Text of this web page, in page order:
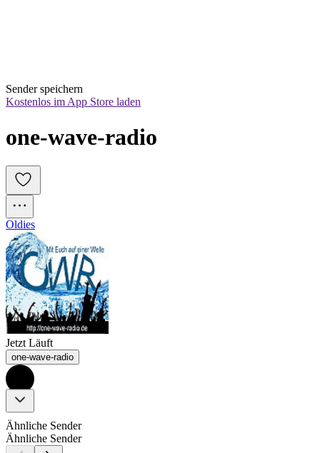
Sender speichern
Kostenlos im App Store laden
one-wave-radio
Oldies
Jetzt Läuft
one-wave-radio
Ähnliche Sender
Ähnliche Sender